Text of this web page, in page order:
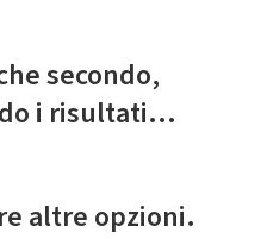
secondo,
i risultati...
altre opzioni.